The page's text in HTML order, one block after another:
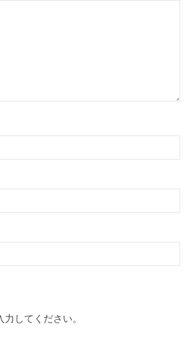
してください。